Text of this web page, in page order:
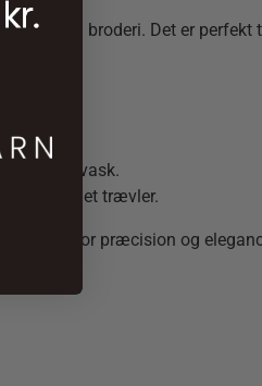
og broderi. Det er perfekt
tid.
brug og vask.
for, at det trævler.
behov for præcision og